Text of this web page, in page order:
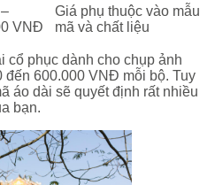
VNĐ
Giá phụ thuộc vào mẫu
mã và chất liệu
cổ phục dành cho chụp ảnh
đến 600.000 VNĐ mỗi bộ. Tuy
áo dài sẽ quyết định rất nhiều
bạn.